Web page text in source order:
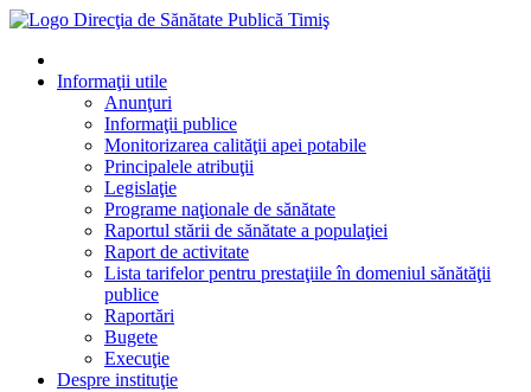
Informaţii utile
Anunţuri
Informaţii publice
Monitorizarea calităţii apei potabile
Principalele atribuţii
Legislaţie
Programe naţionale de sănătate
Raportul stării de sănătate a populaţiei
Raport de activitate
Lista tarifelor pentru prestaţiile în domeniul sănătăţii
publice
Raportări
Bugete
Execuţie
Despre instituţie